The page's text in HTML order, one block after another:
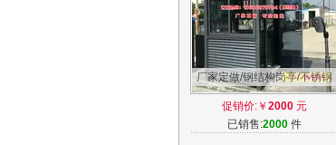
厂家定做/钢结构岗亭/不锈钢
岗亭/治安亭/门卫亭/收费亭/艺
术岗亭
促销价:￥ 2000 元
已销售:2000 件